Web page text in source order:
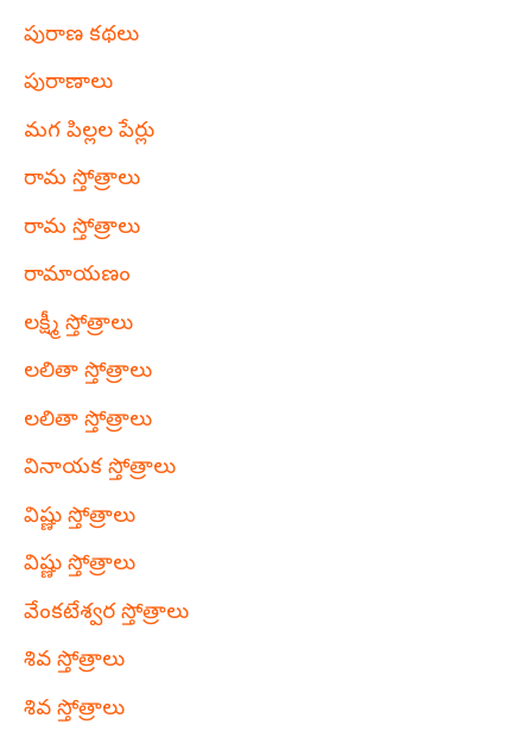
పురాణ కథలు
పురాణాలు
మగ పిల్లల పేర్లు
రామ స్తోత్రాలు
రామ స్తోత్రాలు
రామాయణం
లక్ష్మీ స్తోత్రాలు
లలితా స్తోత్రాలు
లలితా స్తోత్రాలు
వినాయక స్తోత్రాలు
విష్ణు స్తోత్రాలు
విష్ణు స్తోత్రాలు
వేంకటేశ్వర స్తోత్రాలు
శివ స్తోత్రాలు
శివ స్తోత్రాలు